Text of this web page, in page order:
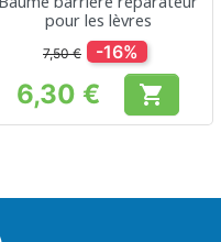
pour les lèvres
7,50 € -16%
Prix
6,30 € 